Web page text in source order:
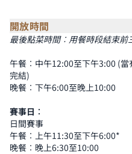
開放時間
最後點菜時間︰用餐時段結束前
午餐︰中午12:00至下午3:00 (
完結)
晚餐︰下午6:00至晚上10:00
賽事日︰
日間賽事
午餐︰上午11:30至下午6:00*
晚餐︰晚上6:30至10:00